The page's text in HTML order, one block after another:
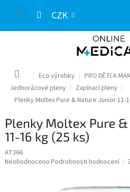
CZK
Domů Eco výrobky PRO DĚTI A
Jednorázové pleny
Zapínací pleny
Plenky Moltex Pure & Nature Junior 11-
Plenky Moltex Pure
11-16 kg (25 ks)
AT366
Průměrné
Neohodnoceno Podrobnosti hodnocení